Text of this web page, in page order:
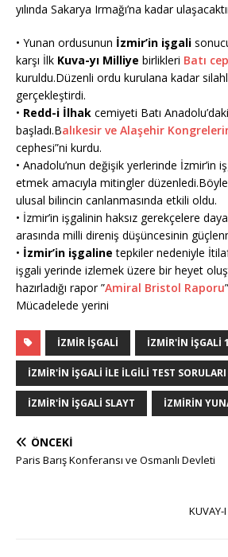
yılında Sakarya Irmağı’na kadar
• Yunan ordusunun İzmir’in işgali
karşı İlk Kuva-yı Milliye birlikleri Batı
kuruldu.Düzenli ordu kurulana kadar
gerçekleştirdi.
• Redd-i İlhak cemiyeti Batı
başladı.Balıkesir ve Alaşehir
cephesi”ni kurdu.
• Anadolu’nun değişik yerlerinde İzmir’in
etmek amacıyla mitingler
ulusal bilincin canlanmasında etkili oldu.
• İzmir’in işgalinin haksız gerekçelere
arasında milli direniş düşüncesinin
• İzmir’in işgaline tepkiler nedeniyle
işgali yerinde izlemek üzere bir heyet
hazırladığı rapor ”Amiral Bristol Raporu
Mücadelede yerini
IZMIR IŞGALI IZMIR'IN IŞGALI
IZMIR'IN IŞGALI ILE ILGILI TEST SORULARI
IZMIR'IN IŞGALI SLAYT IZMIRIN
ÖNCEKI
Paris Barış Konferansı ve Osmanlı Devleti
KUVAY-